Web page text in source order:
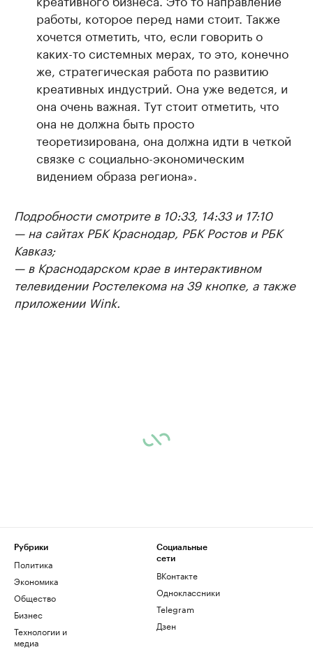
работы, которое перед нами стоит. Также
хочется отметить, что, если говорить о
каких-то системных мерах, то это, конечно
же, стратегическая работа по развитию
креативных индустрий. Она уже ведется, и
она очень важная. Тут стоит отметить, что
она не должна быть просто
теоретизирована, она должна идти в четкой
связке с социально-экономическим
видением образа региона».
Подробности смотрите в 10:33, 14:33 и 17:10
— на сайтах РБК Краснодар, РБК Ростов и РБК
Кавказ;
— в Краснодарском крае в интерактивном
телевидении Ростелекома на 39 кнопке, а также
приложении Wink.
Рубрики
Политика
Экономика
Общество
Бизнес
Технологии и
медиа
Социальные
сети
ВКонтакте
Одноклассники
Telegram
Дзен